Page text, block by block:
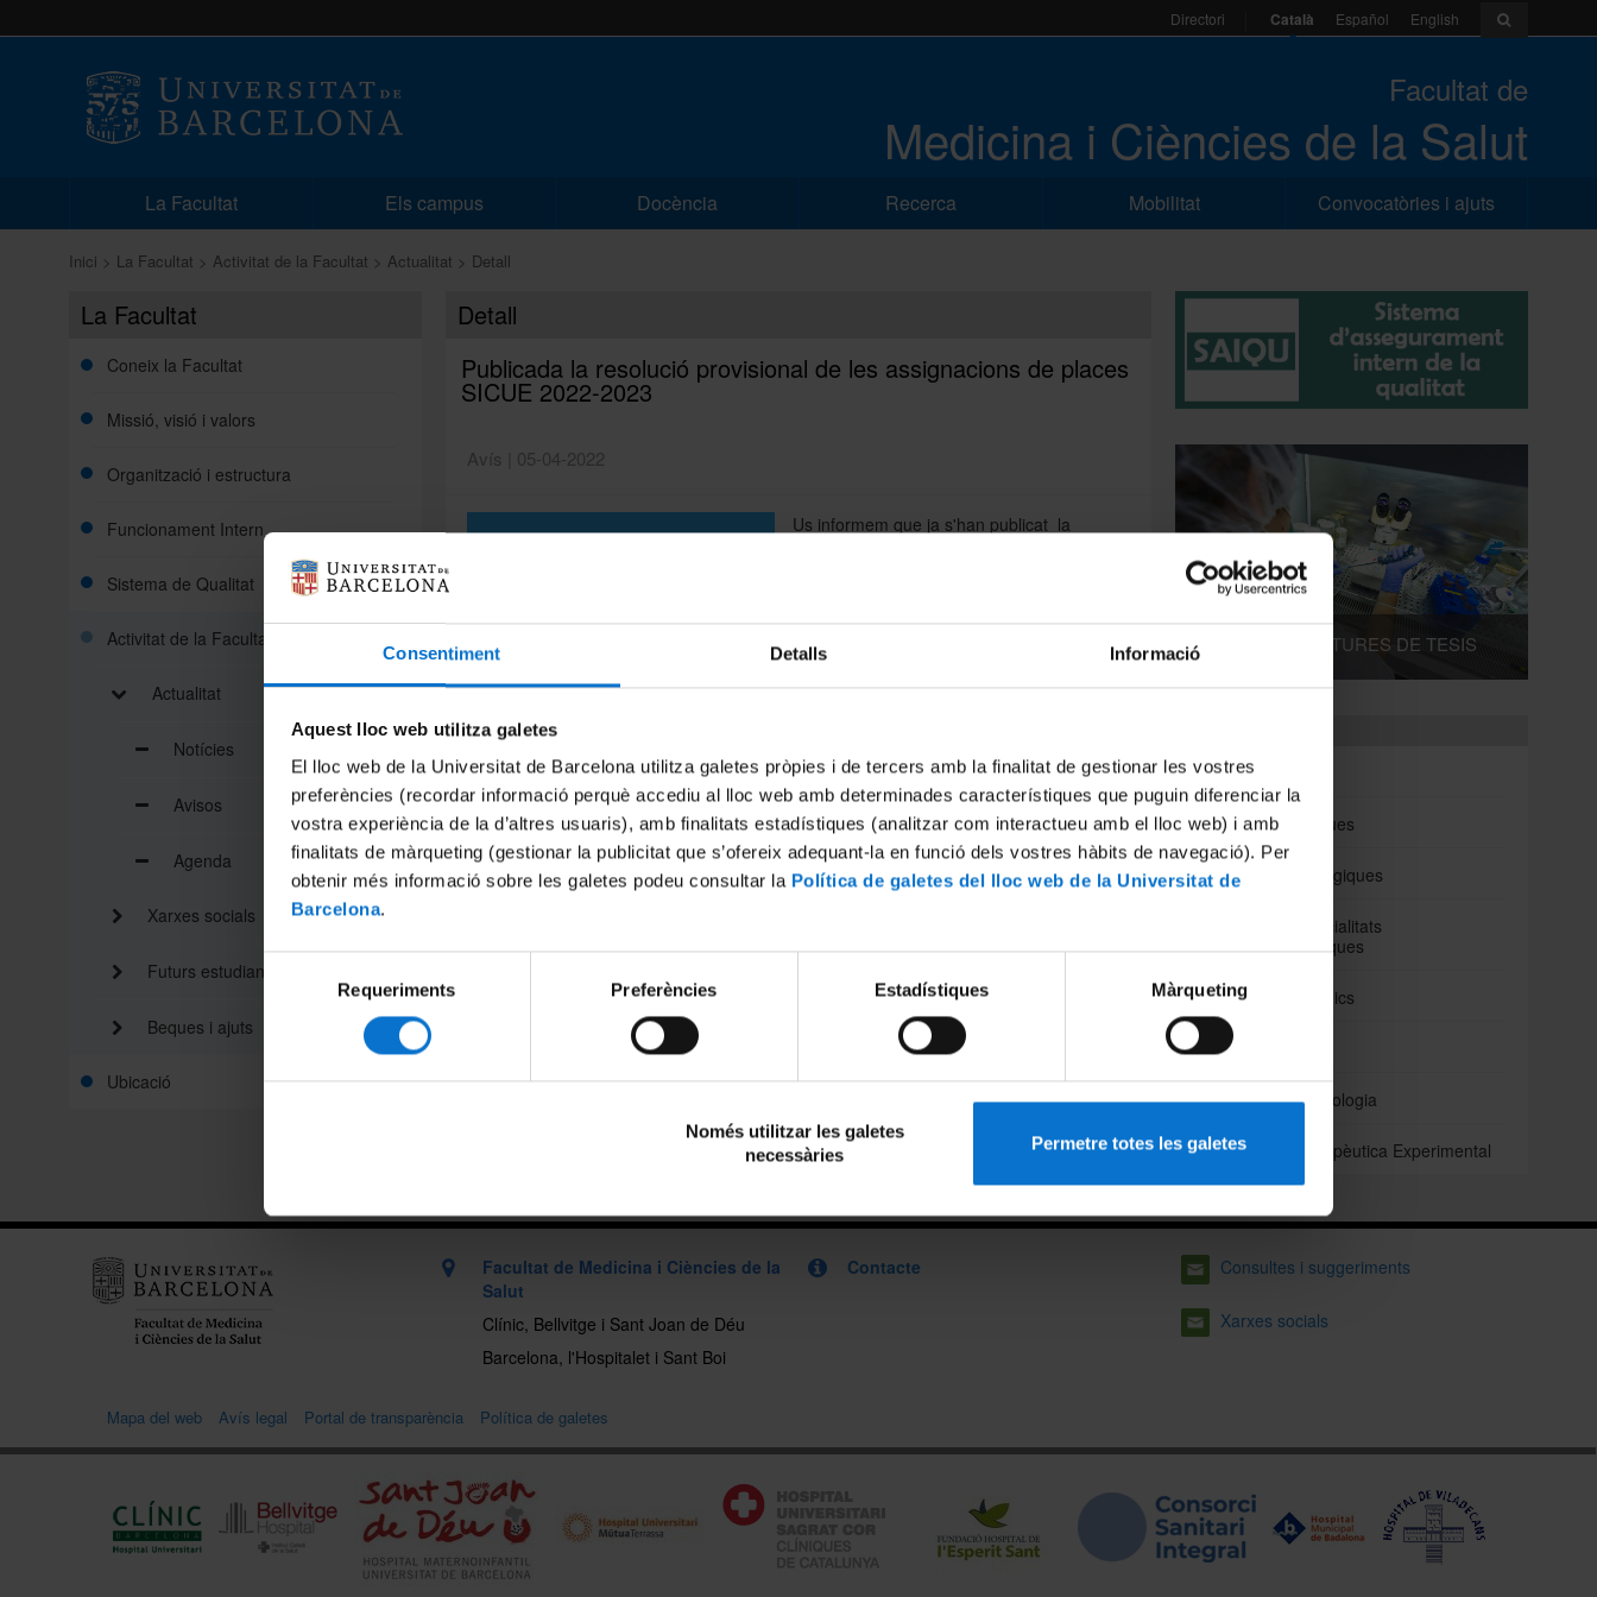
Consentiment Detalls Informació
Aquest lloc web utilitza galetes
El lloc web de la Universitat de Barcelona utilitza galetes pròpies i de tercers amb la finalitat de gestionar les vostres
preferències (recordar informació perquè accediu al lloc web amb determinades característiques que puguin diferenciar la
vostra experiència de la d’altres usuaris), amb finalitats estadístiques (analitzar com interactueu amb el lloc web) i amb
finalitats de màrqueting (gestionar la publicitat que s’ofereix adequant-la en funció dels vostres hàbits de navegació). Per
obtenir més informació sobre les galetes podeu consultar la Política de galetes del lloc web de la Universitat de
Barcelona.
consentiment
Requeriments Preferències Estadístiques Màrqueting
Només utilitzar les galetes
necessàries
Permetre totes les galetes
Directori Català Español English
Facultat de
Medicina i Ciències de la Salut
La Facultat Els campus Docència Recerca Mobilitat Convocatòries i ajuts
Inici La Facultat Activitat de la Facultat Actualitat Detall
La Facultat
Coneix la Facultat
Missió, visió i valors
Organització i estructura
Funcionament Intern
Sistema de Qualitat
Activitat de la Facultat
Actualitat
Notícies
Avisos
Agenda
Xarxes socials
Futurs estudiants
Beques i ajuts
Ubicació
Detall
Publicada la resolució provisional de les assignacions de places
SICUE 2022-2023
Avís | 05-04-2022
Us informem que ja s'han publicat la
Mobilitat Nacional(SICUE) de la UB.
Comparteix-ho:
Imprimeix
DIPÒSITS I LECTURES DE TESIS
Biomedicina
Ciències Clíniques
Ciències Fisiològiques
Cirurgia i Especialitats
Medicoquirúrgiques
Fonaments Clinics
Medicina
Odontoestomatologia
Patologia i Terapèutica Experimental
Facultat de Medicina i Ciències de la
Salut
Clínic, Bellvitge i Sant Joan de Déu
Barcelona, l'Hospitalet i Sant Boi
Contacte Consultes i suggeriments
Xarxes socials
Mapa del web Avís legal Portal de transparència Política de galetes